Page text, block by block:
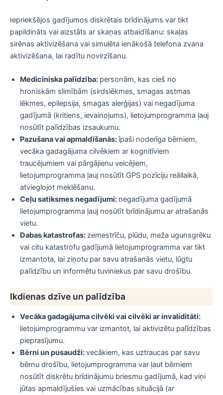
Iepriekšējos gadījumos diskrētais brīdinājums var tikt
papildināts vai aizstāts ar skaņas atbaidīšanu: skaļas
sirēnas aktivizēšana vai simulēta ienākošā telefona zvana
aktivizēšana, lai radītu novirzīšanu.
Medicīniska palīdzība: personām, kas cieš no
hroniskām slimībām (sirdslēkmes, smagas astmas
lēkmes, epilepsija, smagas alerģijas) vai negadījuma
gadījumā (kritiens, ievainojums), lietojumprogramma ļauj
nosūtīt palīdzības izsaukumu.
Pazušana vai apmaldīšanās:īpaši noderīga bērniem,
vecāka gadagājuma cilvēkiem ar kognitīviem
traucējumiem vai pārgājienu veicējiem,
lietojumprogramma ļauj nosūtīt GPS pozīciju reāllaikā,
atvieglojot meklēšanu.
Ceļu satiksmes negadījumi: negadījuma gadījumā
lietojumprogramma ļauj nosūtīt brīdinājumu ar atrašanās
vietu.
Dabas katastrofas:zemestrīču, plūdu, meža ugunsgrēku
vai citu katastrofu gadījumā lietojumprogramma var tikt
izmantota, lai ziņotu par savu atrašanās vietu, lūgtu
palīdzību un informētu tuviniekus par savu drošību.
Ikdienas dzīve un palīdzība
Vecāka gadagājuma cilvēki vai cilvēki ar invaliditāti:
lietojumprogrammu var izmantot, lai aktivizētu palīdzības
pieprasījumu.
Bērni un pusaudži:vecākiem, kas uztraucas par savu
bērnu drošību, lietojumprogramma var ļaut bērniem
nosūtīt diskrētu brīdinājumu briesmu gadījumā, kad viņi
jūtas apmaldījušies vai uzmācības situācijā (ar